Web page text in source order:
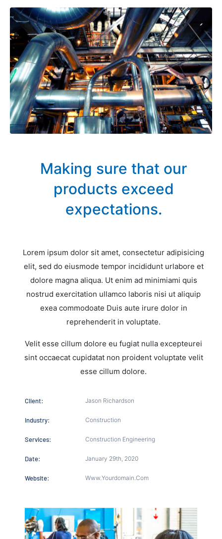
Making sure that our
products exceed
expectations.
Lorem ipsum dolor sit amet, consectetur adipisicing
elit, sed do eiusmode tempor incididunt urlabore et
dolore magna aliqua. Ut enim ad minimiami quis
nostrud exercitation ullamco laboris nisi ut aliquip
exea commodoate Duis aute irure dolor in
reprehenderit in voluptate.
Velit esse cillum dolore eu fugiat nulla excepteurei
sint occaecat cupidatat non proident voluptate velit
esse cillum dolore.
Client:
Industry:
Services:
Date:
Website:
Jason Richardson
Construction
Construction Engineering
January 29th, 2020
Www.yourdomain.com